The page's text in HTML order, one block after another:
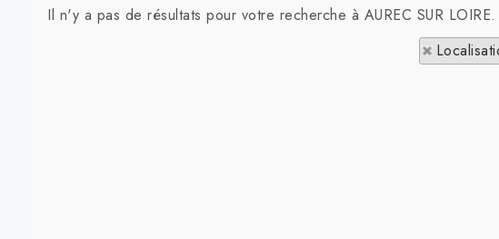
Il n'y a pas de résultats pour votre recherche à AUREC SUR